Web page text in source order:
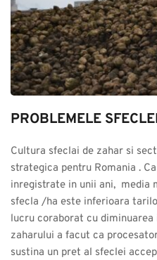
PROBLEMELE
Cultura sfeclai de zahar si
strategica pentru Romania .
inregistrate in unii ani,
sfecla /ha este inferioara
lucru coraborat cu
zaharului a facut ca
sustina un pret al sfeclei